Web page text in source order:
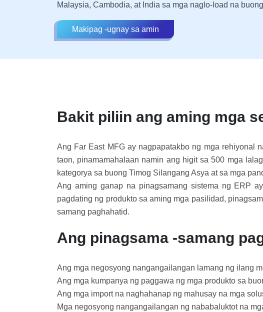
Malaysia, Cambodia, at India sa mga naglo-load na
Makipag -ugnay sa amin
Bakit piliin ang aming mga
Ang Far East MFG ay nagpapatakbo ng mga rehiyonal
taon, pinamamahalaan namin ang higit sa 500 mga
kategorya sa buong Timog Silangang Asya at sa mga
Ang aming ganap na pinagsamang sistema ng ERP
pagdating ng produkto sa aming mga pasilidad,
samang paghahatid.
Ang pinagsama -samang
Ang mga negosyong nangangailangan lamang ng ilang
Ang mga kumpanya ng paggawa ng mga produkto sa
Ang mga import na naghahanap ng mahusay na mga
Mga negosyong nangangailangan ng nababaluktot na